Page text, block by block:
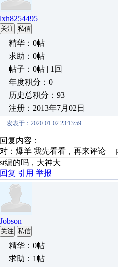
lxh8254495
关注 私信
精华：0帖
求助：0帖
帖子：0帖 | 1回
年度积分：0
历史总积分：93
注册：2013年7月02日
发表于：2020-01-02 23:13:59
回复内容：
对：爆羊 我先看看，再来评论
st编的吗，大神大
回复 引用 举报
Jobson
关注 私信
精华：0帖
求助：1帖